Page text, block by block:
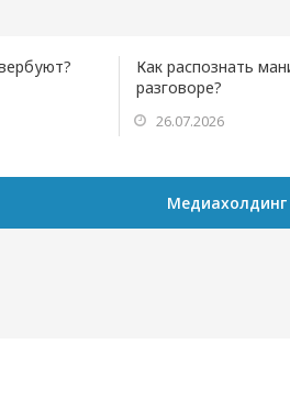
Как распознать
разговоре?
26.07.2026
Медиахолдинг